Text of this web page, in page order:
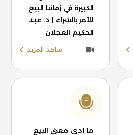
الكبيرة في زماننا البيع
للآمر بالشراء | د. عبد
الحكيم العجلان
شاهد المزيد
ما أدى معنى البيع